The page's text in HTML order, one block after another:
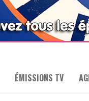
ÉMISSIONS TV